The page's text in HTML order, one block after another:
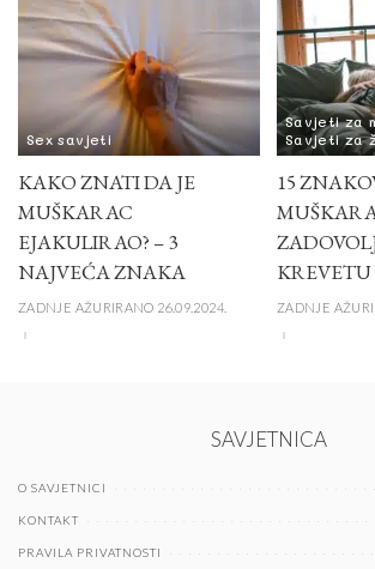
Sex savjeti
KAKO ZNATI DA JE
MUŠKARAC
EJAKULIRAO? – 3
NAJVEĆA ZNAKA
ZADNJE AŽURIRANO 26.09.2024.
Savjeti za
Savjeti za
15
KREVETU
ZADNJE
SAVJETNICA
O SAVJETNICI
KONTAKT
PRAVILA PRIVATNOSTI